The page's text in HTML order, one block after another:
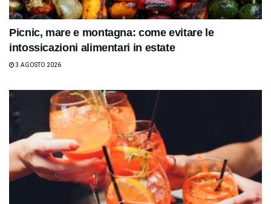
Picnic, mare e montagna: come evitare le
intossicazioni alimentari in estate
3 AGOSTO 2026